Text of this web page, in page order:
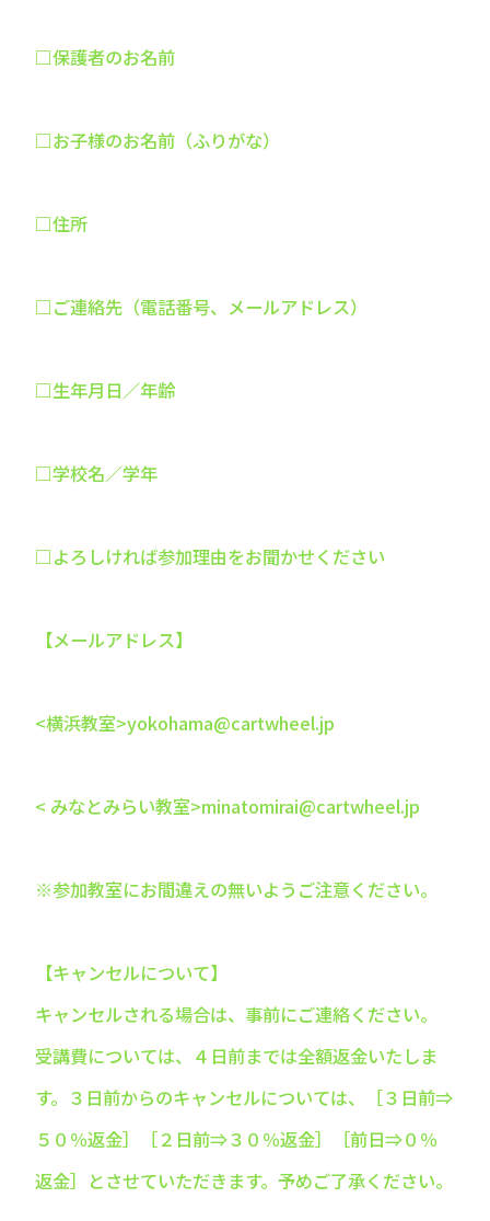
□保護者のお名前
□お子様のお名前（ふりがな）
□住所
□ご連絡先（電話番号、メールアドレス）
□生年月日／年齢
□学校名／学年
□よろしければ参加理由をお聞かせください
【メールアドレス】
<横浜教室>yokohama@cartwheel.jp
< みなとみらい教室>minatomirai@cartwheel.jp
※参加教室にお間違えの無いようご注意ください。
【キャンセルについて】
キャンセルされる場合は、事前にご連絡ください。
受講費については、４日前までは全額返金いたしま
す。３日前からのキャンセルについては、［３日前⇒
５０％返金］［２日前⇒３０％返金］［前日⇒０％
返金］とさせていただきます。予めご了承ください。